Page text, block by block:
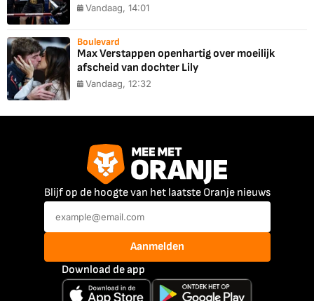
Vandaag, 14:01
Boulevard
Max Verstappen openhartig over moeilijk
afscheid van dochter Lily
Vandaag, 12:32
Blijf op de hoogte van het laatste Oranje nieuws
Aanmelden
Download de app